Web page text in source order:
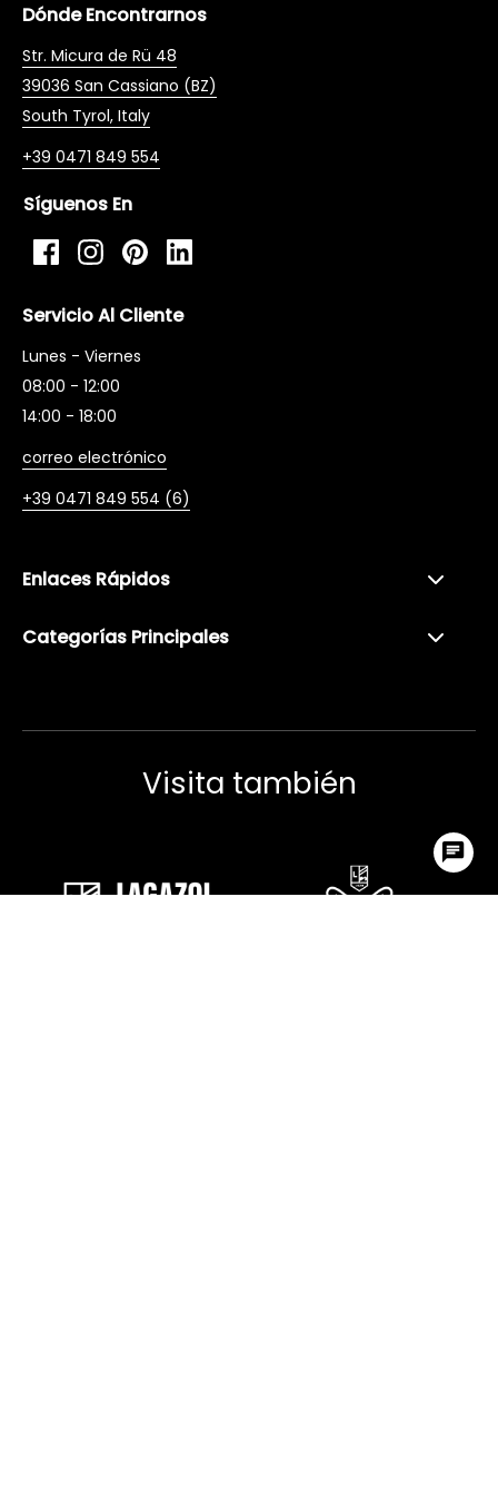
Dónde Encontrarnos
Str. Micura de Rü 48
39036 San Cassiano (BZ)
South Tyrol, Italy
+39 0471 849 554
Síguenos En
FacebookInstagram
PinterestLinkedIn
Servicio Al Cliente
Lunes - Viernes
08:00 - 12:00
14:00 - 18:00
correo electrónico
+39 0471 849 554 (6)
Enlaces Rápidos
Categorías Principales
Visita también